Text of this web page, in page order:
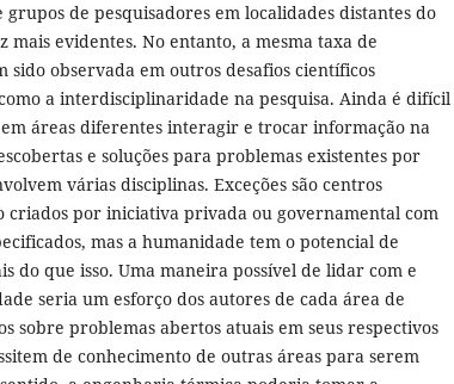
de pesquisadores em localidades distantes do
mais evidentes. No entanto, a mesma taxa de
sido observada em outros desafios científicos
a interdisciplinaridade na pesquisa. Ainda é difícil
áreas diferentes interagir e trocar informação na
e soluções para problemas existentes por
várias disciplinas. Exceções são centros
criados por iniciativa privada ou governamental com
mas a humanidade tem o potencial de
do que isso. Uma maneira possível de lidar com e
seria um esforço dos autores de cada área de
sobre problemas abertos atuais em seus respectivos
de conhecimento de outras áreas para serem